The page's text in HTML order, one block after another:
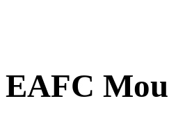
EAFC